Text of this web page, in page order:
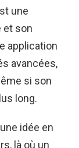
une
et son
application
avancées,
si son
long.
idée en
là où un